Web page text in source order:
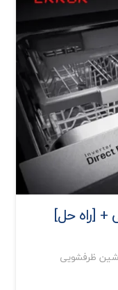
+ [راه حل]
ظرفشویی